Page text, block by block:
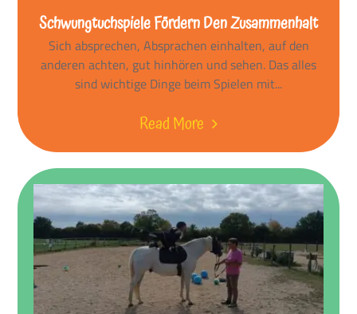
Schwungtuchspiele Fördern Den Zusammenhalt
Sich absprechen, Absprachen einhalten, auf den
anderen achten, gut hinhören und sehen. Das alles
sind wichtige Dinge beim Spielen mit...
Read More